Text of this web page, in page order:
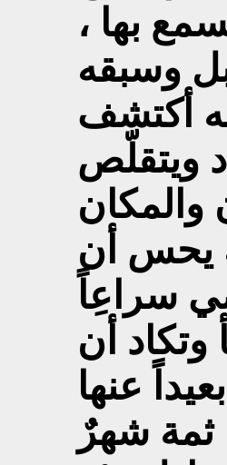
بها ،
وسبقه
أكتشف
ويتقلّص
يحس أن
سراعِاً
وتكاد أن
ثمة شهرٌ